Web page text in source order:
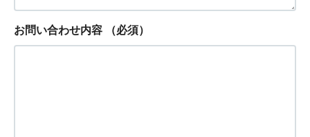
お問い合わせ内容 （必須）